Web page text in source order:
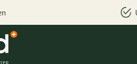
Uniek woningzoeksysteem